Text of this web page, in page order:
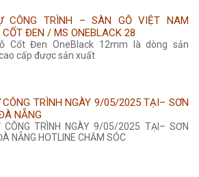
CÔNG TRÌNH – SÀN GỖ VIỆT NAM
ĐEN / MS ONEBLACK 28
Cốt Đen OneBlack 12mm là dòng sản
cấp được sản xuất
CÔNG TRÌNH NGÀY 9/05/2025 TẠI– SƠN
NẴNG
CÔNG TRÌNH NGÀY 9/05/2025 TẠI– SƠN
NẴNG HOTLINE CHĂM SÓC